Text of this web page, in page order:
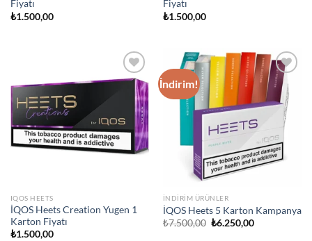
Fiyatı
₺1.500,00
Fiyatı
₺1.500,00
Add to
wishlist
IQOS HEETS
İQOS Heets Creation Yugen 1
Karton Fiyatı
₺1.500,00
İndirim!
Add to
wishlist
İNDIRIM ÜRÜNLER
İQOS Heets 5 Karton Kampanya
₺7.500,00 Orijinal
₺6.250,00Şu